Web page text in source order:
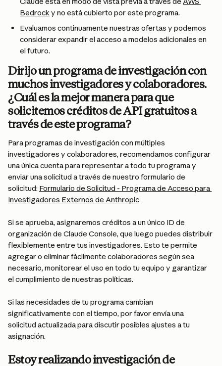
Bedrock y no está cubierto por este programa.
Evaluamos continuamente nuestras ofertas y podemos
considerar expandir el acceso a modelos adicionales en
el futuro.
Dirijo un programa de investigación con
muchos investigadores y colaboradores.
¿Cuál es la mejor manera para que
solicitemos créditos de API gratuitos a
través de este programa?
Para programas de investigación con múltiples
investigadores y colaboradores, recomendamos configurar
una única cuenta para representar a todo tu programa y
enviar una solicitud a través de nuestro formulario de
solicitud: Formulario de Solicitud - Programa de Acceso para
Investigadores Externos de Anthropic
Si se aprueba, asignaremos créditos a un único ID de
organización de Claude Console, que luego puedes distribuir
flexiblemente entre tus investigadores. Esto te permite
agregar o eliminar fácilmente colaboradores según sea
necesario, monitorear el uso en todo tu equipo y garantizar
el cumplimiento de nuestras políticas.
Si las necesidades de tu programa cambian
significativamente con el tiempo, por favor envía una
solicitud actualizada para discutir posibles ajustes a tu
asignación.
Estoy realizando investigación de